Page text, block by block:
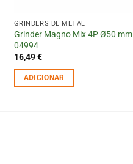
GRINDERS DE METAL
Grinder Magno Mix 4P Ø50 mm
04994
16,49€
ADICIONAR